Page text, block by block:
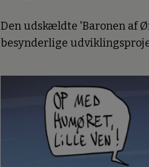
Den udskældte 'Baronen af
besynderlige